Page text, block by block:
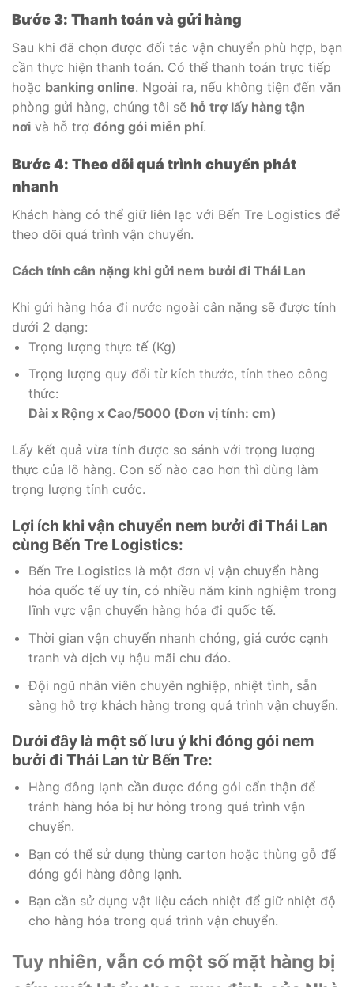
Bước 3: Thanh toán và gửi hàng
Sau khi đã chọn được đối tác vận chuyển phù hợp, bạn
cần thực hiện thanh toán. Có thể thanh toán trực tiếp
hoặc banking online. Ngoài ra, nếu không tiện đến văn
phòng gửi hàng, chúng tôi sẽ hỗ trợ lấy hàng tận
nơi và hỗ trợ đóng gói miễn phí.
Bước 4: Theo dõi quá trình chuyển phát
nhanh
Khách hàng có thể giữ liên lạc với Bến Tre Logistics để
theo dõi quá trình vận chuyển.
Cách tính cân nặng khi gửi nem bưởi đi Thái Lan
Khi gửi hàng hóa đi nước ngoài cân nặng sẽ được tính
dưới 2 dạng:
Trọng lượng thực tế (Kg)
Trọng lượng quy đổi từ kích thước, tính theo công
thức:
Dài x Rộng x Cao/5000 (Đơn vị tính: cm)
Lấy kết quả vừa tính được so sánh với trọng lượng
thực của lô hàng. Con số nào cao hơn thì dùng làm
trọng lượng tính cước.
Lợi ích khi vận chuyển nem bưởi đi Thái Lan
cùng Bến Tre Logistics:
Bến Tre Logistics là một đơn vị vận chuyển hàng
hóa quốc tế uy tín, có nhiều năm kinh nghiệm trong
lĩnh vực vận chuyển hàng hóa đi quốc tế.
Thời gian vận chuyển nhanh chóng, giá cước cạnh
tranh và dịch vụ hậu mãi chu đáo.
Đội ngũ nhân viên chuyên nghiệp, nhiệt tình, sẵn
sàng hỗ trợ khách hàng trong quá trình vận chuyển.
Dưới đây là một số lưu ý khi đóng gói nem
bưởi đi Thái Lan từ Bến Tre:
Hàng đông lạnh cần được đóng gói cẩn thận để
tránh hàng hóa bị hư hỏng trong quá trình vận
chuyển.
Bạn có thể sử dụng thùng carton hoặc thùng gỗ để
đóng gói hàng đông lạnh.
Bạn cần sử dụng vật liệu cách nhiệt để giữ nhiệt độ
cho hàng hóa trong quá trình vận chuyển.
Tuy nhiên, vẫn có một số mặt hàng bị